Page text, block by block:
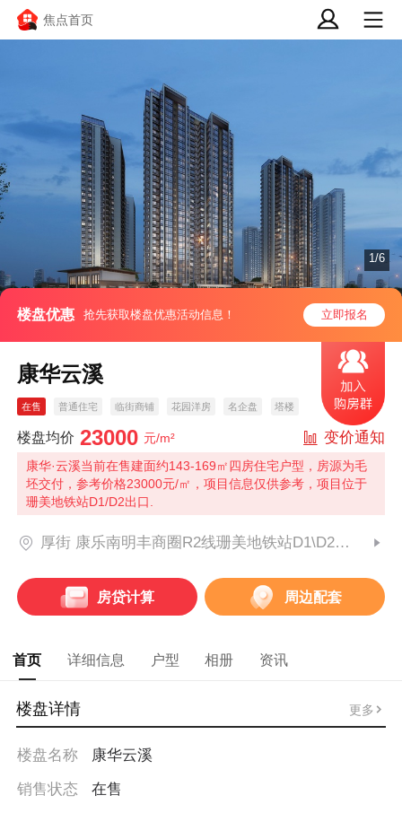
焦点首页
楼盘优惠 抢先获取楼盘优惠活动信息！ 立即报名
1/6
康华云溪
在售 普通住宅 临街商铺 花园洋房 名企盘 塔楼
楼盘均价 23000 元/m² 变价通知
康华·云溪当前在售建面约143-169㎡四房住宅户型，房源为毛
坯交付，参考价格23000元/㎡，项目信息仅供参考，项目位于
珊美地铁站D1/D2出口.
厚街 康乐南明丰商圈R2线珊美地铁站D1\D2出入口旁
房贷计算 周边配套
首页 详细信息 户型 相册 资讯
楼盘详情 更多
楼盘名称
康华云溪
销售状态
在售